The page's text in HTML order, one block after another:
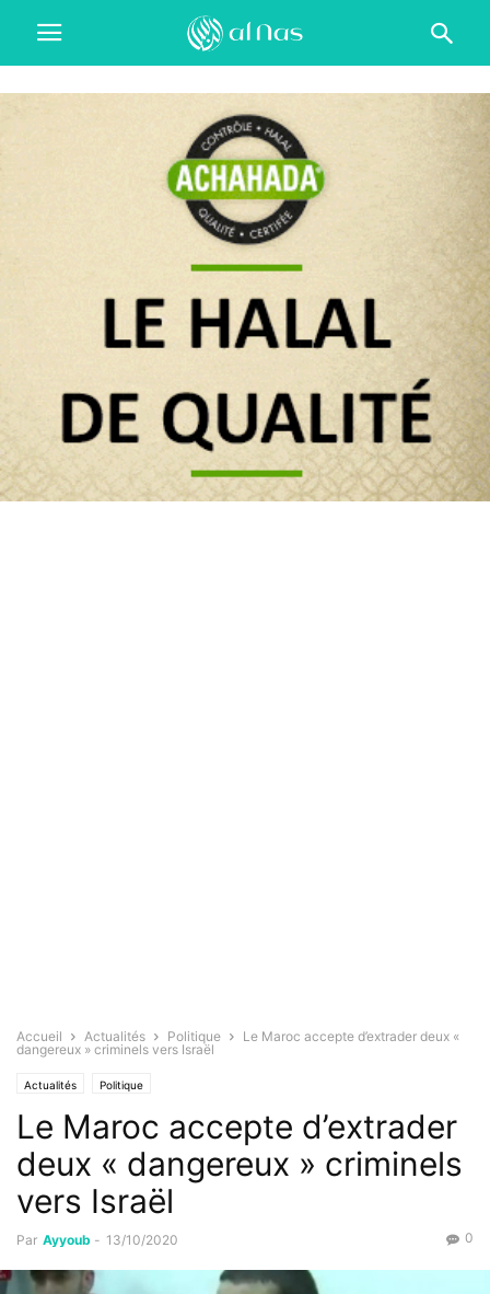
Accueil Actualités Politique
Le Maroc accepte d’extrader deux «
dangereux » criminels vers Israël
Actualités Politique
Le Maroc accepte d’extrader
deux « dangereux » criminels
vers Israël
Par Ayyoub - 13/10/2020 0